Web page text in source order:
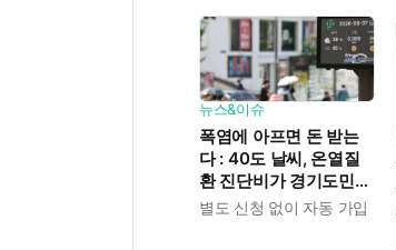
뉴스&이슈
폭염에 아프면 돈 받는
다 : 40도 날씨, 온열질
환 진단비가 경기도민에
게 주어진다
별도 신청 없이 자동 가입